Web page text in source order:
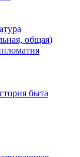
общая)
быта